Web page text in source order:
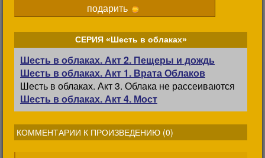
подарить
СЕРИЯ «Шесть в облаках»
Шесть в облаках. Акт 2. Пещеры и дождь
Шесть в облаках. Акт 1. Врата Облаков
Шесть в облаках. Акт 3. Облака не рассеиваются
Шесть в облаках. Акт 4. Мост
КОММЕНТАРИИ К ПРОИЗВЕДЕНИЮ (0)